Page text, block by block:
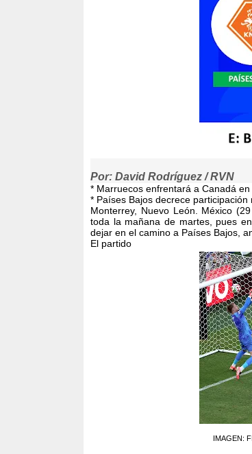
Por: David Rodríguez / RVN
* Marruecos enfrentará a Canadá
* Países Bajos decrece
Monterrey, Nuevo León. México
toda la mañana de martes, pues
dejar en el camino a Países Bajos,
El partido
IMAGEN: